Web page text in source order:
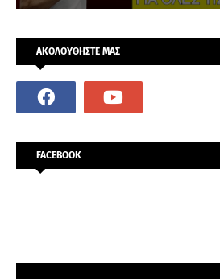
ΑΚΟΛΟΥΘΗΣΤΕ ΜΑΣ
FACEBOOK